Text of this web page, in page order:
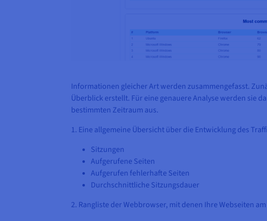
Informationen gleicher Art werden zusammengefasst.
Überblick erstellt. Für eine genauere Analyse werden sie
bestimmten Zeitraum aus.
1. Eine allgemeine Übersicht über die Entwicklung des
Sitzungen
Aufgerufene Seiten
Aufgerufen fehlerhafte Seiten
Durchschnittliche Sitzungsdauer
2. Rangliste der Webbrowser, mit denen Ihre Webseiten